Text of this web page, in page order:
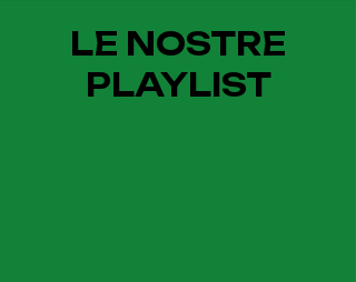
LE NOSTRE
PLAYLIST